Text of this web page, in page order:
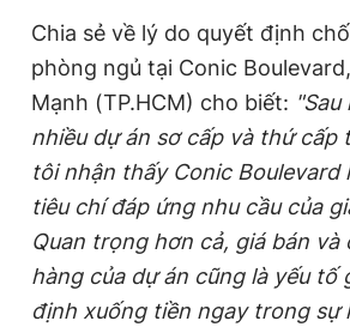
Chia sẻ về lý do quyết định
phòng ngủ tại Conic
Mạnh (TP.HCM) cho biết:
nhiều dự án sơ cấp và thứ cấp
tôi nhận thấy Conic Boulevard
tiêu chí đáp ứng nhu cầu của
Quan trọng hơn cả, giá bán và
hàng của dự án cũng là yếu tố
định xuống tiền ngay trong sự